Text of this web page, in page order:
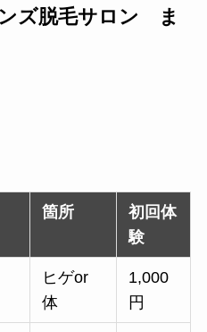
ズ脱毛サロン ま
箇所
初回体
験
ヒゲor
体
1,000
円